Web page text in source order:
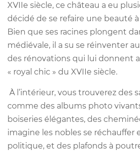
XVIIe siècle, ce château a eu
décidé de se refaire une beauté
Bien que ses racines plongent
médiévale, il a su se réinventer
des rénovations qui lui donnent
« royal chic » du XVIIe siècle.
À l’intérieur, vous trouverez des
comme des albums photo
boiseries élégantes, des
imagine les nobles se réchauffer
politique, et des plafonds à